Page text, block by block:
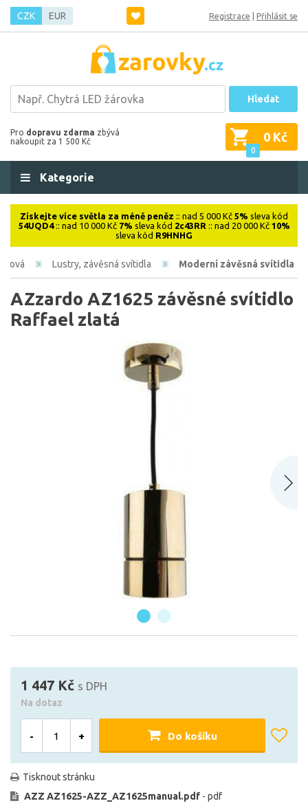
CZK EUR Registrace Přihlásit se
Hledat
Pro dopravu zdarma zbývá
nakoupit za 1 500 Kč
0
0 Kč
Kategorie
Získejte více světla za méně peněz :: nad 5 000 Kč 5% sleva kód
54UQD4:: nad 10 000 Kč 7% sleva kód 2c43RR :: nad 20 000 Kč 10%
sleva kód R9HNHG
Lustry, závěsná svítidla Moderní závěsná svítidla
AZzardo AZ1625 závěsné svítidlo
Raffael zlatá
1 447 Kč s DPH
Na dotaz
- + Do košíku
Tisknout stránku
AZZ AZ1625-AZZ_AZ1625manual.pdf - pdf